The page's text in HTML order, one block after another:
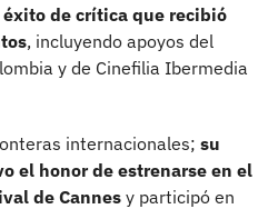
de crítica que recibió
, incluyendo apoyos del
y de Cinefilia Ibermedia
internacionales; su
el honor de estrenarse en el
de Cannes y participó en